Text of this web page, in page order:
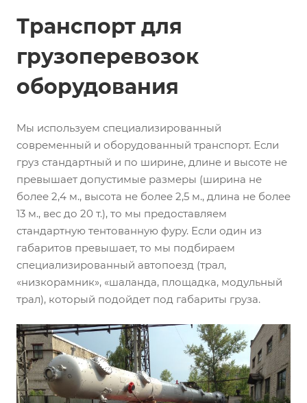
Транспорт для
грузоперевозок
оборудования
Мы используем специализированный
современный и оборудованный транспорт. Если
груз стандартный и по ширине, длине и высоте не
превышает допустимые размеры (ширина не
более 2,4 м., высота не более 2,5 м., длина не более
13 м., вес до 20 т.), то мы предоставляем
стандартную тентованную фуру. Если один из
габаритов превышает, то мы подбираем
специализированный автопоезд (трал,
«низкорамник», «шаланда, площадка, модульный
трал), который подойдет под габариты груза.